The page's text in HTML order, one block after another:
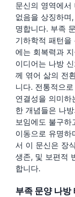
문신의 영역에서
없음을 상징하며
명합니다. 부족
기하학적 패턴을
에는 회복력과
이디어는 나방
께 엮어 삶의 전
니다. 전통적으
연결성을 의미하
한 개념들은 나
보임에도 불구
이동으로 유명하
서 이 문신은 장
생존, 및 보편적
합니다.
부족 문양 나방